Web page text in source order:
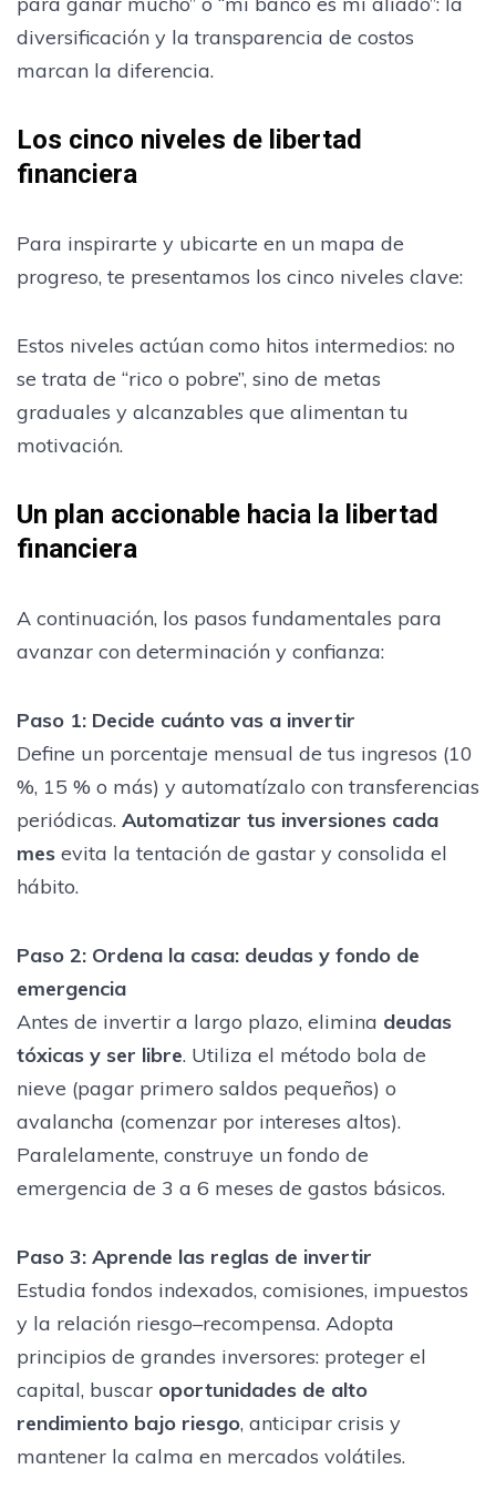
diversificación y la transparencia de costos
marcan la diferencia.
Los cinco niveles de libertad
financiera
Para inspirarte y ubicarte en un mapa de
progreso, te presentamos los cinco niveles clave:
Estos niveles actúan como hitos intermedios: no
se trata de “rico o pobre”, sino de metas
graduales y alcanzables que alimentan tu
motivación.
Un plan accionable hacia la libertad
financiera
A continuación, los pasos fundamentales para
avanzar con determinación y confianza:
Paso 1: Decide cuánto vas a invertir
Define un porcentaje mensual de tus ingresos (10
%, 15 % o más) y automatízalo con transferencias
periódicas. Automatizar tus inversiones cada
mes evita la tentación de gastar y consolida el
hábito.
Paso 2: Ordena la casa: deudas y fondo de
emergencia
Antes de invertir a largo plazo, elimina deudas
tóxicas y ser libre. Utiliza el método bola de
nieve (pagar primero saldos pequeños) o
avalancha (comenzar por intereses altos).
Paralelamente, construye un fondo de
emergencia de 3 a 6 meses de gastos básicos.
Paso 3: Aprende las reglas de invertir
Estudia fondos indexados, comisiones, impuestos
y la relación riesgo–recompensa. Adopta
principios de grandes inversores: proteger el
capital, buscar oportunidades de alto
rendimiento bajo riesgo, anticipar crisis y
mantener la calma en mercados volátiles.